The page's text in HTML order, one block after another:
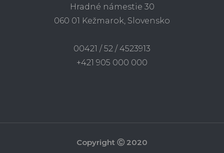
Hradné námestie 30
060 01 Kežmarok, Slovensko
00421 / 52 / 4523913
+421 905 000 000
Copyright Ⓒ 2020